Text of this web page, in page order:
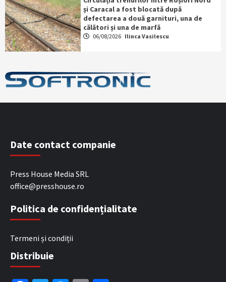
și Caracal a fost blocată după
defectarea a două garnituri, una de
călători și una de marfă
06/08/2026 Ilinca Vasilescu
Date contact companie
Press House Media SRL
office@presshouse.ro
Politica de confidențialitate
Termeni și condiții
Distribuie